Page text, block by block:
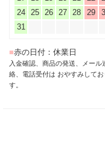
24
25 26 27 28 29
31
■赤の日付：休業日
入金確認、商品の発送、メール
絡、電話受付は おやすみしてお
す。